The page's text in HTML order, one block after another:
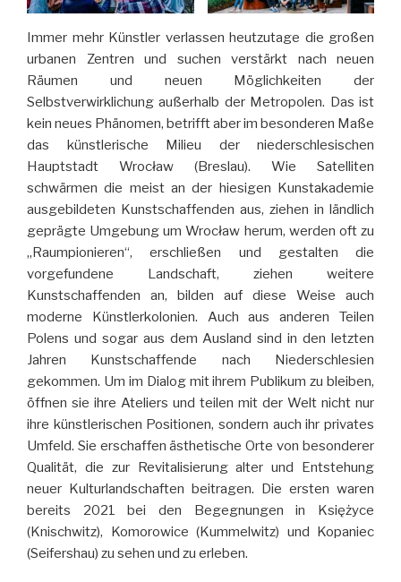
Immer mehr Künstler verlassen heutzutage die großen
urbanen Zentren und suchen verstärkt nach neuen
Räumen und neuen Möglichkeiten der
Selbstverwirklichung außerhalb der Metropolen. Das ist
kein neues Phänomen, betrifft aber im besonderen Maße
das künstlerische Milieu der niederschlesischen
Hauptstadt Wrocław (Breslau). Wie Satelliten
schwärmen die meist an der hiesigen Kunstakademie
ausgebildeten Kunstschaffenden aus, ziehen in ländlich
geprägte Umgebung um Wrocław herum, werden oft zu
„Raumpionieren“, erschließen und gestalten die
vorgefundene Landschaft, ziehen weitere
Kunstschaffenden an, bilden auf diese Weise auch
moderne Künstlerkolonien. Auch aus anderen Teilen
Polens und sogar aus dem Ausland sind in den letzten
Jahren Kunstschaffende nach Niederschlesien
gekommen. Um im Dialog mit ihrem Publikum zu bleiben,
öffnen sie ihre Ateliers und teilen mit der Welt nicht nur
ihre künstlerischen Positionen, sondern auch ihr privates
Umfeld. Sie erschaffen ästhetische Orte von besonderer
Qualität, die zur Revitalisierung alter und Entstehung
neuer Kulturlandschaften beitragen. Die ersten waren
bereits 2021 bei den Begegnungen in Księżyce
(Knischwitz), Komorowice (Kummelwitz) und Kopaniec
(Seifershau) zu sehen und zu erleben.